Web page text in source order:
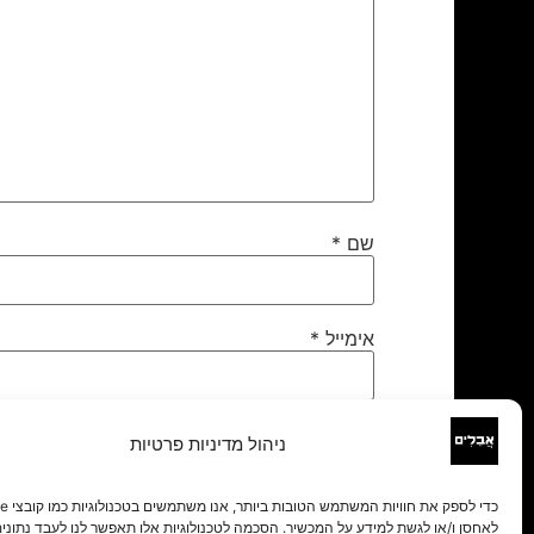
ניהול מדיניות פרטיות
לאחסן ו/או לגשת למידע על המכשיר. הסכמה לטכנולוגיות אלו תאפשר לנו לעבד
שם *
אימייל *